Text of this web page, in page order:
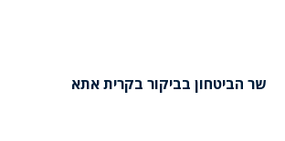
שר הביטחון בביקור בקרית אתא